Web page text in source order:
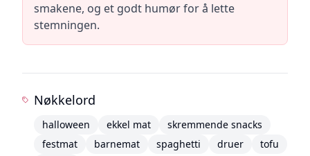
smakene, og et godt humør for å lette
stemningen.
Nøkkelord
halloween ekkel mat
skremmende snacks
festmat
barnemat spaghetti druer
tofu